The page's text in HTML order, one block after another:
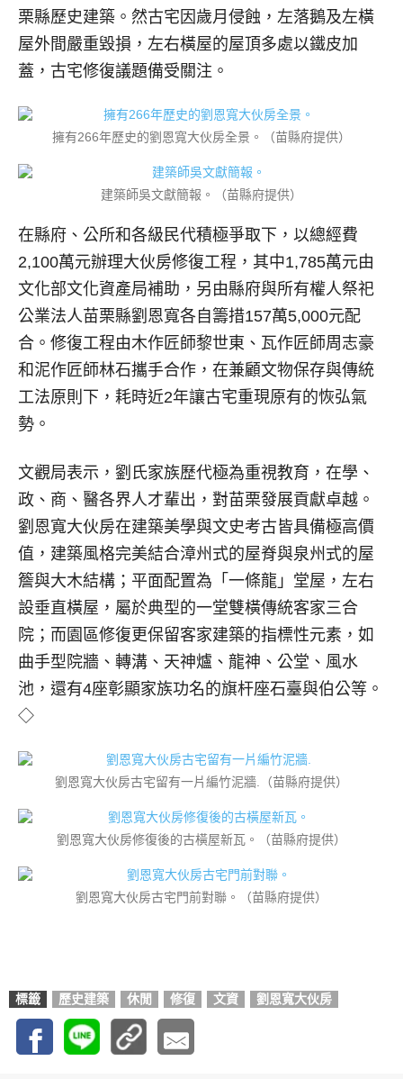
栗縣歷史建築。然古宅因歲月侵蝕，左落鵝及左橫
屋外間嚴重毀損，左右橫屋的屋頂多處以鐵皮加
蓋，古宅修復議題備受關注。
擁有266年歷史的劉恩寬大伙房全景。（苗縣府提供）
建築師吳文獻簡報。（苗縣府提供）
在縣府、公所和各級民代積極爭取下，以總經費
2,100萬元辦理大伙房修復工程，其中1,785萬元由
文化部文化資產局補助，另由縣府與所有權人祭祀
公業法人苗栗縣劉恩寬各自籌措157萬5,000元配
合。修復工程由木作匠師黎世東、瓦作匠師周志豪
和泥作匠師林石攜手合作，在兼顧文物保存與傳統
工法原則下，耗時近2年讓古宅重現原有的恢弘氣
勢。
文觀局表示，劉氏家族歷代極為重視教育，在學、
政、商、醫各界人才輩出，對苗栗發展貢獻卓越。
劉恩寬大伙房在建築美學與文史考古皆具備極高價
值，建築風格完美結合漳州式的屋脊與泉州式的屋
簷與大木結構；平面配置為「一條龍」堂屋，左右
設垂直橫屋，屬於典型的一堂雙橫傳統客家三合
院；而園區修復更保留客家建築的指標性元素，如
曲手型院牆、轉溝、天神爐、龍神、公堂、風水
池，還有4座彰顯家族功名的旗杆座石臺與伯公等。
◇
劉恩寬大伙房古宅留有一片編竹泥牆.（苗縣府提供）
劉恩寬大伙房修復後的古橫屋新瓦。（苗縣府提供）
劉恩寬大伙房古宅門前對聯。（苗縣府提供）
標籤 歷史建築 休閒 修復 文資 劉恩寬大伙房